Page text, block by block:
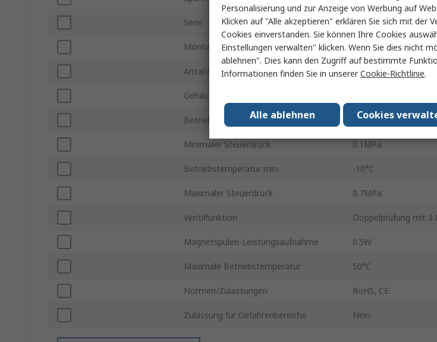
Serie SY7000
Montageart DIN-Hutschiene
Anzahl der Anschlüsse 5
Gehäusematerial
Betriebsdruck max. 1 Mpa
Minimaler Steuerdruck 0.1MPa
Betriebstemperatur min. -10°C
Maximaler Steuerdruck 0.7MPa
Ventilfunktion Doppelprüfung mit 3
Magnetspulen-Leistungsaufnahme 0.5W
Maximale Betriebstemperatur 50°C
Normen/Zulassungen RoHS, CE
Zulassung für Gefahrenbereiche Nein
Personalisierung und zur Anzeige von Werbung auf
Klicken auf "Alle akzeptieren" erklären Sie sich mit der
Cookies einverstanden. Sie können Ihre Cookies
Einstellungen verwalten" klicken. Wenn Sie dies nicht
ablehnen". Dies kann den Zugriff auf bestimmte
Informationen finden Sie in unsererCookie-Richtlinie.
Cookies
Alle ablehnen